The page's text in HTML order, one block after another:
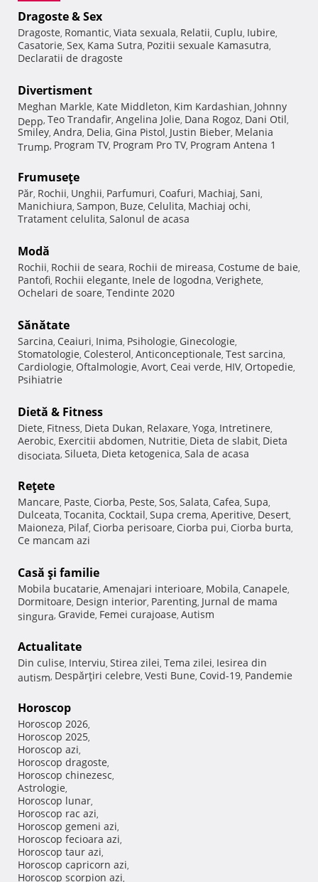
Dragoste & Sex
Dragoste, Romantic, Viata sexuala, Relatii, Cuplu, Iubire,
Casatorie, Sex, Kama Sutra, Pozitii sexuale Kamasutra,
Declaratii de dragoste
Divertisment
Meghan Markle, Kate Middleton, Kim Kardashian, Johnny
Depp, Teo Trandafir, Angelina Jolie, Dana Rogoz, Dani Otil,
Smiley, Andra, Delia, Gina Pistol, Justin Bieber, Melania
Trump, Program TV, Program Pro TV, Program Antena 1
Frumuseţe
Păr, Rochii, Unghii, Parfumuri, Coafuri, Machiaj, Sani,
Manichiura, Sampon, Buze, Celulita, Machiaj ochi,
Tratament celulita, Salonul de acasa
Modă
Rochii, Rochii de seara, Rochii de mireasa, Costume de baie,
Pantofi, Rochii elegante, Inele de logodna, Verighete,
Ochelari de soare, Tendinte 2020
Sănătate
Sarcina, Ceaiuri, Inima, Psihologie, Ginecologie,
Stomatologie, Colesterol, Anticonceptionale, Test sarcina,
Cardiologie, Oftalmologie, Avort, Ceai verde, HIV, Ortopedie,
Psihiatrie
Dietă & Fitness
Diete, Fitness, Dieta Dukan, Relaxare, Yoga, Intretinere,
Aerobic, Exercitii abdomen, Nutritie, Dieta de slabit, Dieta
disociata, Silueta, Dieta ketogenica, Sala de acasa
Reţete
Mancare, Paste, Ciorba, Peste, Sos, Salata, Cafea, Supa,
Dulceata, Tocanita, Cocktail, Supa crema, Aperitive, Desert,
Maioneza, Pilaf, Ciorba perisoare, Ciorba pui, Ciorba burta,
Ce mancam azi
Casă şi familie
Mobila bucatarie, Amenajari interioare, Mobila, Canapele,
Dormitoare, Design interior, Parenting, Jurnal de mama
singura, Gravide, Femei curajoase, Autism
Actualitate
Din culise, Interviu, Stirea zilei, Tema zilei, Iesirea din
autism, Despărţiri celebre, Vesti Bune, Covid-19, Pandemie
Horoscop
Horoscop 2026,
Horoscop 2025,
Horoscop azi,
Horoscop dragoste,
Horoscop chinezesc,
Astrologie,
Horoscop lunar,
Horoscop rac azi,
Horoscop gemeni azi,
Horoscop fecioara azi,
Horoscop taur azi,
Horoscop capricorn azi,
Horoscop scorpion azi,